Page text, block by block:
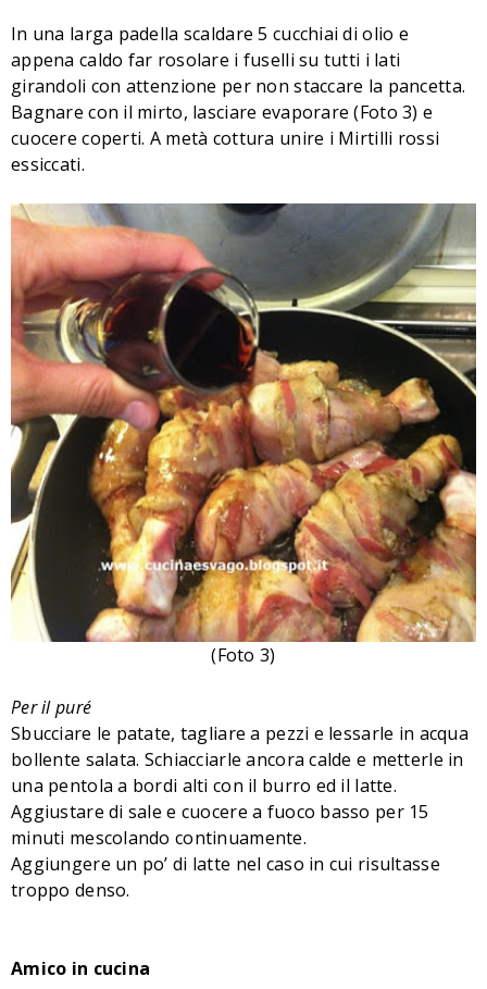
In una larga padella scaldare 5 cucchiai di olio e
appena caldo far rosolare i fuselli su tutti i lati
girandoli con attenzione per non staccare la pancetta.
Bagnare con il mirto, lasciare evaporare (Foto 3) e
cuocere coperti. A metà cottura unire i Mirtilli rossi
essiccati.
(Foto 3)
Per il puré
Sbucciare le patate, tagliare a pezzi e lessarle in acqua
bollente salata. Schiacciarle ancora calde e metterle in
una pentola a bordi alti con il burro ed il latte.
Aggiustare di sale e cuocere a fuoco basso per 15
minuti mescolando continuamente.
Aggiungere un po’ di latte nel caso in cui risultasse
troppo denso.
Amico in cucina